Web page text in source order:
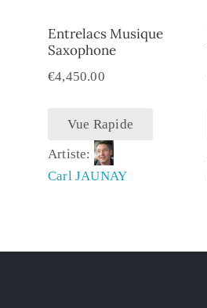
Entrelacs Musique
Saxophone
€4,450.00
Vue Rapide
Artiste:
Carl JAUNAY